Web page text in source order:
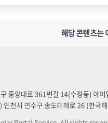
해당 콘텐츠는
중앙대로 361번길 14(수정동) 아이
천시 연수구 송도미래로 26 (한국